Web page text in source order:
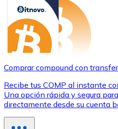
Comprar compound con
Recibe tus COMP al instante
Una opción rápida y segura
directamente desde su cuenta